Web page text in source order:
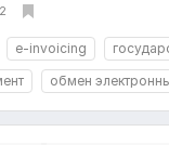
2
e-invoicing
обмен